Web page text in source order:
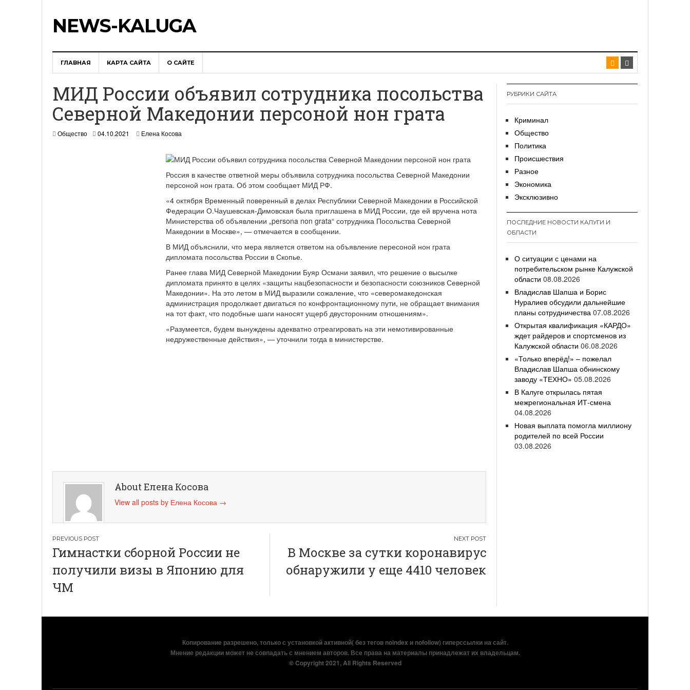
NEWS-KALUGA
ГЛАВНАЯ КАРТА САЙТА О САЙТЕ
МИД России объявил сотрудника посольства
Северной Македонии персоной нон грата
Общество 04.10.2021 Елена Косова
Россия в качестве ответной меры объявила сотрудника посольства Северной Македонии
персоной нон грата. Об этом сообщает МИД РФ.
«4 октября Временный поверенный в делах Республики Северной Македонии в Российской
Федерации О.Чаушевская-Димовская была приглашена в МИД России, где ей вручена нота
Министерства об объявлении „persona non grata“ сотрудника Посольства Северной
Македонии в Москве», — отмечается в сообщении.
В МИД объяснили, что мера является ответом на объявление пересоной нон грата
дипломата посольства России в Скопье.
Ранее глава МИД Северной Македонии Буяр Османи заявил, что решение о высылке
дипломата принято в целях «защиты нацбезопасности и безопасности союзников Северной
Македонии». На это летом в МИД выразили сожаление, что «северомакедонская
администрация продолжает двигаться по конфронтационному пути, не обращает внимания
на тот факт, что подобные шаги наносят ущерб двусторонним отношениям».
«Разумеется, будем вынуждены адекватно отреагировать на эти немотивированные
недружественные действия», — уточнили тогда в министерстве.
About Елена Косова
View all posts by Елена Косова →
Навигация
по
записям
Гимнастки сборной России не
получили визы в Японию для
ЧМ
В Москве за сутки коронавирус
обнаружили у еще 4410 человек
РУБРИКИ САЙТА
Криминал
Общество
Политика
Происшествия
Разное
Экономика
Эксклюзивно
ПОСЛЕДНИЕ НОВОСТИ КАЛУГИ И
ОБЛАСТИ
О ситуации с ценами на
потребительском рынке Калужской
области 08.08.2026
Владислав Шапша и Борис
Нуралиев обсудили дальнейшие
планы сотрудничества 07.08.2026
Открытая квалификация «КАРДО»
ждет райдеров и спортсменов из
Калужской области 06.08.2026
«Только вперёд!» – пожелал
Владислав Шапша обнинскому
заводу «ТЕХНО» 05.08.2026
В Калуге открылась пятая
межрегиональная ИТ-смена
04.08.2026
Новая выплата помогла миллиону
родителей по всей России
03.08.2026
Копирование разрешено, только с установкой активной( без тегов noindex и nofollow) гиперссылки на сайт.
Мнение редакции может не совпадать с мнением авторов. Все права на материалы принадлежат их владельцам.
© Copyright 2021, All Rights Reserved